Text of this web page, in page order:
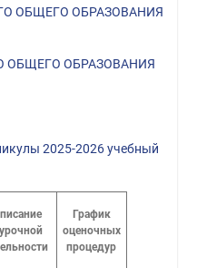
ОБЩЕГО ОБРАЗОВАНИЯ
ОБЩЕГО ОБРАЗОВАНИЯ
2025-2026 учебный
График
оценочных
процедур